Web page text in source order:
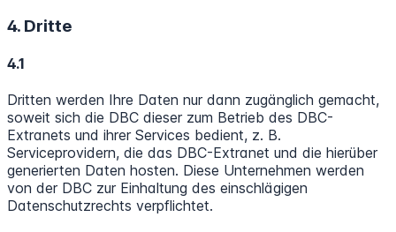
4. Dritte
4.1
Dritten werden Ihre Daten nur dann zugänglich gemacht,
soweit sich die DBC dieser zum Betrieb des DBC-
Extranets und ihrer Services bedient, z. B.
Serviceprovidern, die das DBC-Extranet und die hierüber
generierten Daten hosten. Diese Unternehmen werden
von der DBC zur Einhaltung des einschlägigen
Datenschutzrechts verpflichtet.